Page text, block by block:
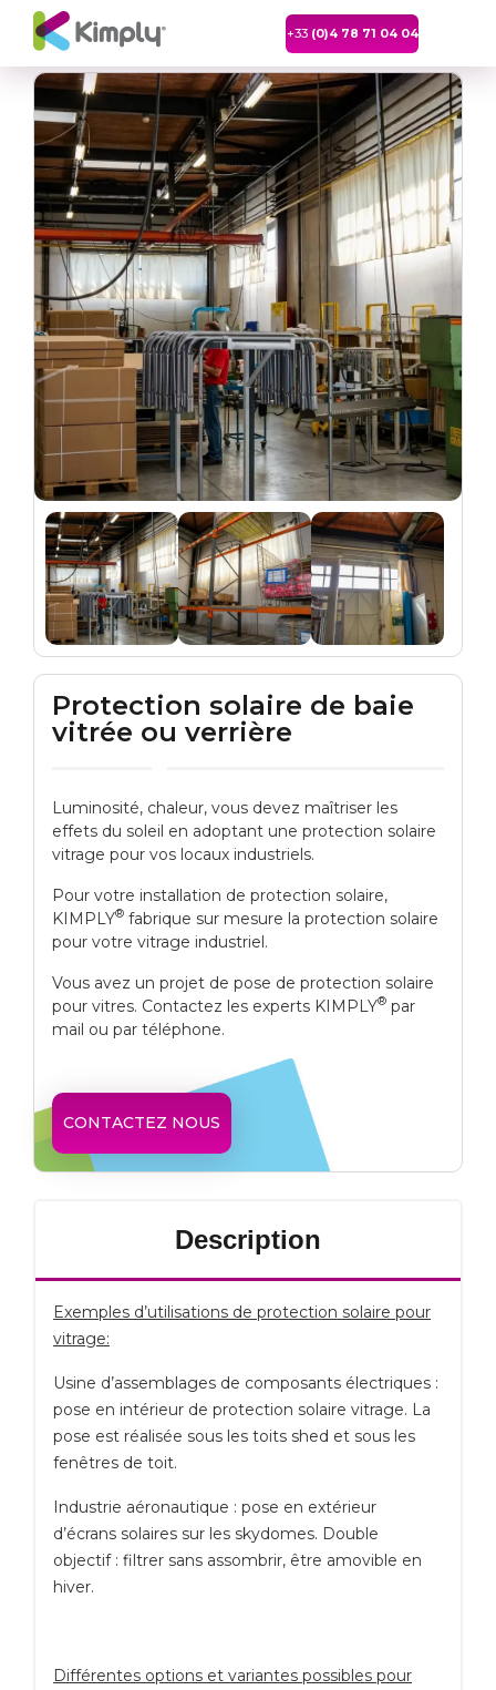
+33 (0)4 78 71 04 04
Protection solaire de baie
vitrée ou verrière
Luminosité, chaleur, vous devez maîtriser les
effets du soleil en adoptant une protection solaire
vitrage pour vos locaux industriels.
Pour votre installation de protection solaire,
KIMPLY® fabrique sur mesure la protection solaire
pour votre vitrage industriel.
Vous avez un projet de pose de protection solaire
pour vitres. Contactez les experts KIMPLY® par
mail ou par téléphone.
CONTACTEZ NOUS
Description
Exemples d’utilisations de protection solaire pour
vitrage:
Usine d’assemblages de composants électriques :
pose en intérieur de protection solaire vitrage. La
pose est réalisée sous les toits shed et sous les
fenêtres de toit.
Industrie aéronautique : pose en extérieur
d’écrans solaires sur les skydomes. Double
objectif : filtrer sans assombrir, être amovible en
hiver.
Différentes options et variantes possibles pour